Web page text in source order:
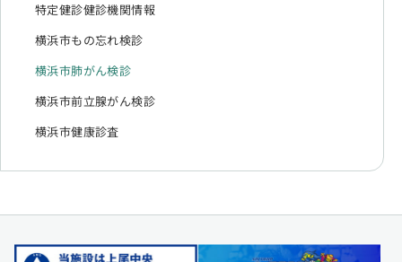
特定健診健診機関情報
横浜市もの忘れ検診
横浜市肺がん検診
横浜市前立腺がん検診
横浜市健康診査